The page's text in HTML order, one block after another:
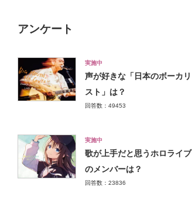
アンケート
実施中
声が好きな「日本のボーカリ
スト」は？
回答数：49453
実施中
歌が上手だと思うホロライブ
のメンバーは？
回答数：23836